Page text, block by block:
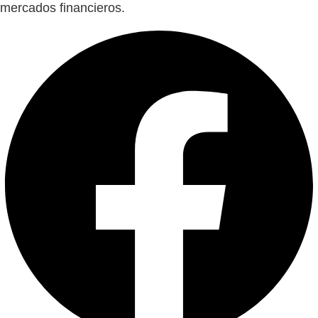
mercados financieros.